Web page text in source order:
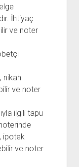
İhtiyaç
ve noter
nikah
ve noter
ilgili tapu
ipotek
ve noter